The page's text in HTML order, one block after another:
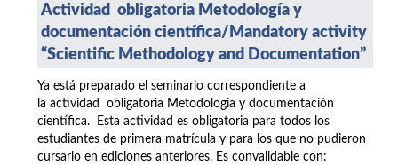
Actividad obligatoria Metodología y
documentación científica/ Mandatory activity
“Scientific Methodology and Documentation”
Ya está preparado el seminario correspondiente a
la actividad obligatoria Metodología y documentación
científica. Esta actividad es obligatoria para todos los
estudiantes de primera matrícula y para los que no pudieron
cursarlo en ediciones anteriores. Es convalidable con: